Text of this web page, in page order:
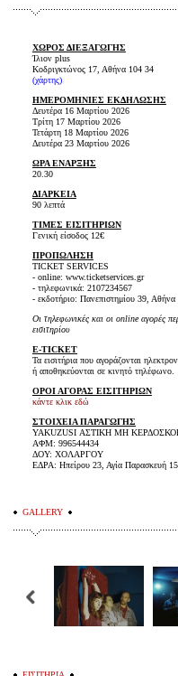
ΧΩΡΟΣ ΔΙΕΞΑΓΩΓΗΣ
Ίλιον plus
Κοδριγκτώνος 17, Αθήνα 104 34
(χάρτης)
ΗΜΕΡΟΜΗΝΙΕΣ ΕΚΔΗΛΩΣΗΣ
Δευτέρα 16 Μαρτίου 2026
Τρίτη 17 Μαρτίου 2026
Τετάρτη 18 Μαρτίου 2026
Δευτέρα 23 Μαρτίου 2026
ΩΡΑ ΕΝΑΡΞΗΣ
20.30
ΔΙΑΡΚΕΙΑ
90 λεπτά
ΤΙΜΕΣ ΕΙΣΙΤΗΡΙΩΝ
Γενική είσοδος 12€
ΠΡΟΠΩΛΗΣΗ
TICKET SERVICES
- online: www.ticketservices.gr
- τηλεφωνικά: 2107234567
- εκδοτήριο: Πανεπιστημίου 39, Αθήνα
Οι τηλεφωνικές και οι online αγορές
εισιτηρίου
E-TICKET
Τα εισιτήρια που αγοράζονται
ή αποθηκεύονται σε κινητό τηλέφωνο.
ΟΡΟΙ ΑΓΟΡΑΣ ΕΙΣΙΤΗΡΙΩΝ
κάντε κλικ εδώ
ΣΤΟΙΧΕΙΑ ΠΑΡΑΓΩΓΗΣ
YAKUZUSI ΑΣΤΙΚΗ ΜΗ
ΑΦΜ: 996544434
ΔΟΥ: ΧΟΛΑΡΓΟΥ
ΕΔΡΑ: Ηπείρου 23, Αγία Παρασκευή
GALLERY